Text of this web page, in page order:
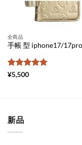
全商品
5段階中
¥5,500
新品